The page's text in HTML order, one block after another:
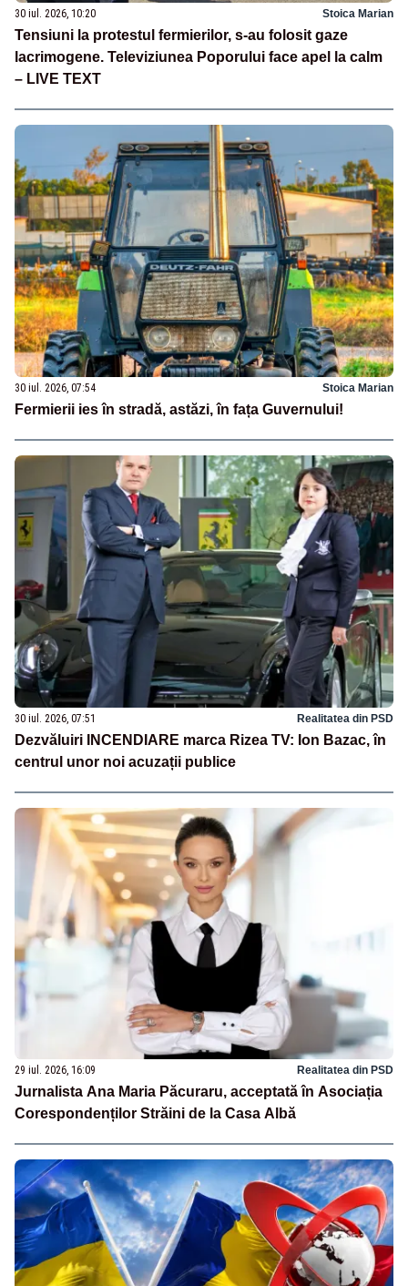
30 iul. 2026, 10:20 Stoica Marian
Tensiuni la protestul fermierilor, s-au folosit gaze
lacrimogene. Televiziunea Poporului face apel la calm
– LIVE TEXT
30 iul. 2026, 07:54 Stoica Marian
Fermierii ies în stradă, astăzi, în fața Guvernului!
30 iul. 2026, 07:51 Realitatea din PSD
Dezvăluiri INCENDIARE marca Rizea TV: Ion Bazac, în
centrul unor noi acuzații publice
29 iul. 2026, 16:09 Realitatea din PSD
Jurnalista Ana Maria Păcuraru, acceptată în Asociația
Corespondenților Străini de la Casa Albă